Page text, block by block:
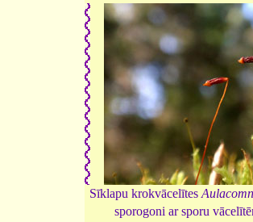
Sīklapu krokvācelītes
sporogoni ar sporu